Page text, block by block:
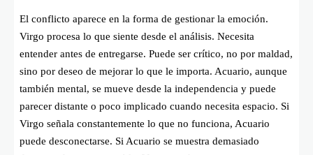
El conflicto aparece en la forma de gestionar la emoción.
Virgo procesa lo que siente desde el análisis. Necesita
entender antes de entregarse. Puede ser crítico, no por maldad,
sino por deseo de mejorar lo que le importa. Acuario, aunque
también mental, se mueve desde la independencia y puede
parecer distante o poco implicado cuando necesita espacio. Si
Virgo señala constantemente lo que no funciona, Acuario
puede desconectarse. Si Acuario se muestra demasiado